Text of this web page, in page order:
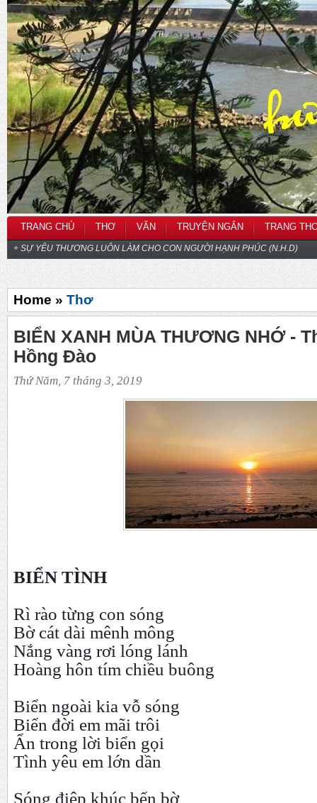
TRANG CHỦ THƠ VĂN TRUYỆN NGẮN TRANG
+ SỰ YÊU THƯƠNG LUÔN LÀM CHO CON NGƯỜI HẠNH PHÚC (N.H.D)
Home » Thơ
BIỂN XANH MÙA THƯƠNG NHỚ -
Hồng Đào
Thứ Năm, 7 tháng 3, 2019
BIỂN TÌNH
Rì rào từng con sóng
Bờ cát dài mênh mông
Nắng vàng rơi lóng lánh
Hoàng hôn tím chiều buông
Biển ngoài kia vỗ sóng
Biển đời em mãi trôi
Ẩn trong lời biển gọi
Tình yêu em lớn dần
Sóng điệp khúc bến bờ